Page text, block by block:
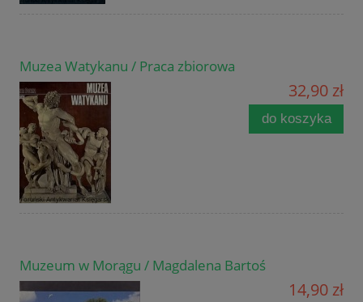
Muzea Watykanu / Praca zbiorowa
32,90 zł
do koszyka
Muzeum w Morągu / Magdalena Bartoś
14,90 zł